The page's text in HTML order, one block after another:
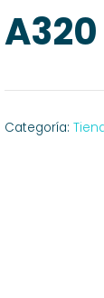
Categoría: